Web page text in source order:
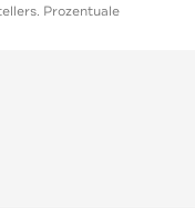
Prozentuale